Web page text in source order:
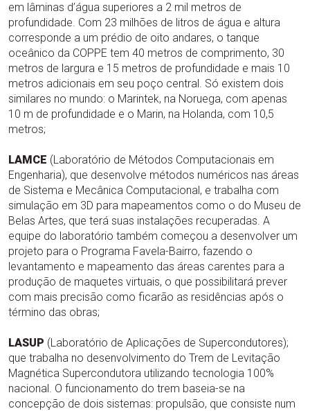
em lâminas d’água superiores a 2 mil metros de
profundidade. Com 23 milhões de litros de água e altura
corresponde a um prédio de oito andares, o tanque
oceânico da COPPE tem 40 metros de comprimento, 30
metros de largura e 15 metros de profundidade e mais 10
metros adicionais em seu poço central. Só existem dois
similares no mundo: o Marintek, na Noruega, com apenas
10 m de profundidade e o Marin, na Holanda, com 10,5
metros;
LAMCE (Laboratório de Métodos Computacionais em
Engenharia), que desenvolve métodos numéricos nas áreas
de Sistema e Mecânica Computacional, e trabalha com
simulação em 3D para mapeamentos como o do Museu de
Belas Artes, que terá suas instalações recuperadas. A
equipe do laboratório também começou a desenvolver um
projeto para o Programa Favela-Bairro, fazendo o
levantamento e mapeamento das áreas carentes para a
produção de maquetes virtuais, o que possibilitará prever
com mais precisão como ficarão as residências após o
término das obras;
LASUP (Laboratório de Aplicações de Supercondutores);
que trabalha no desenvolvimento do Trem de Levitação
Magnética Supercondutora utilizando tecnologia 100%
nacional. O funcionamento do trem baseia-se na
concepção de dois sistemas: propulsão, que consiste num